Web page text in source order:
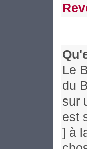
Le
du
sur
est
] à